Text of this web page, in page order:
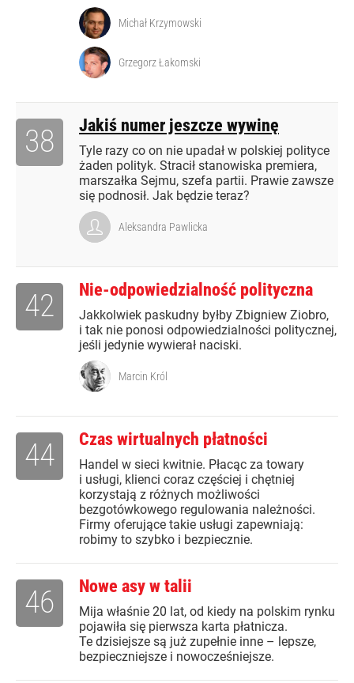
Michał Krzymowski
Grzegorz Łakomski
Jakiś numer jeszcze wywinę
Tyle razy co on nie upadał w polskiej polityce
żaden polityk. Stracił stanowiska premiera,
marszałka Sejmu, szefa partii. Prawie zawsze
się podnosił. Jak będzie teraz?
38
Aleksandra Pawlicka
Nie-odpowiedzialność polityczna
Jakkolwiek paskudny byłby Zbigniew Ziobro,
i tak nie ponosi odpowiedzialności politycznej,
jeśli jedynie wywierał naciski.
42
Marcin Król
Czas wirtualnych płatności
Handel w sieci kwitnie. Płacąc za towary
i usługi, klienci coraz częściej i chętniej
korzystają z różnych możliwości
bezgotówkowego regulowania należności.
Firmy oferujące takie usługi zapewniają:
robimy to szybko i bezpiecznie.
44
Nowe asy w talii
Mija właśnie 20 lat, od kiedy na polskim rynku
pojawiła się pierwsza karta płatnicza.
Te dzisiejsze są już zupełnie inne – lepsze,
bezpieczniejsze i nowocześniejsze.
46